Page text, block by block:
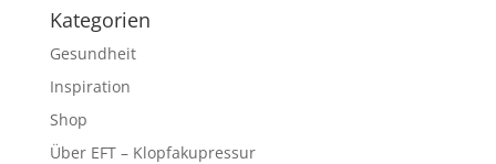
Kategorien
Gesundheit
Inspiration
Shop
Über EFT – Klopfakupressur